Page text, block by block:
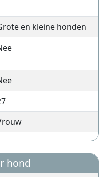
en kleine honden
hond